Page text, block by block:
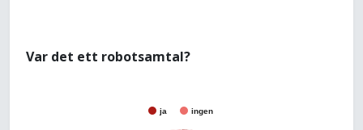
Var det ett robotsamtal?
ja ingen